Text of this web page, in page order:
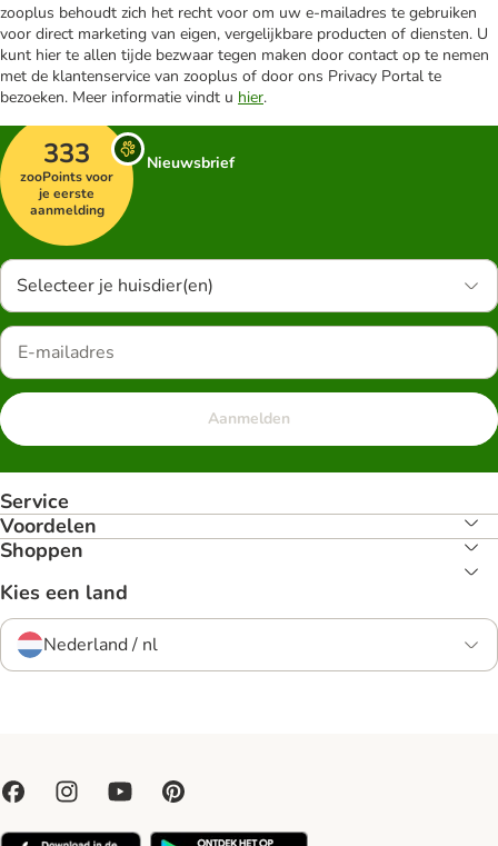
zooplus behoudt zich het recht voor om uw e-mailadres te gebruiken
voor direct marketing van eigen, vergelijkbare producten of diensten. U
kunt hier te allen tijde bezwaar tegen maken door contact op te nemen
met de klantenservice van zooplus of door ons Privacy Portal te
bezoeken. Meer informatie vindt u hier.
333
zooPoints voor
je eerste
aanmelding
Nieuwsbrief
Selecteer je huisdier(en)
Aanmelden
Service
Voordelen
Shoppen
Kies een land
Nederland / nl